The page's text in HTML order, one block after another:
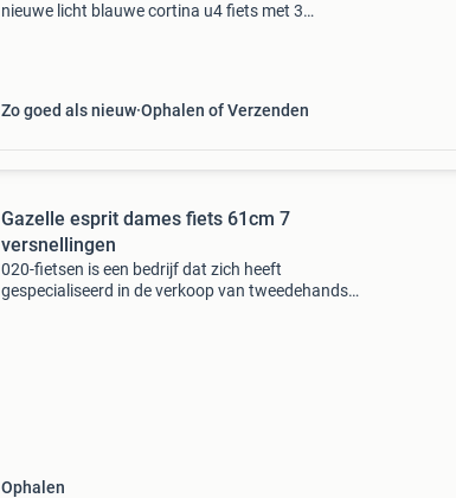
nieuwe licht blauwe cortina u4 fiets met 3
Zo goed als nieuw Ophalen of Verzenden
Gazelle esprit dames fiets 61cm 7
versnellingen
020-fietsen is een bedrijf dat zich heeft
gespecialiseerd in de verkoop van tweedehands
Ophalen